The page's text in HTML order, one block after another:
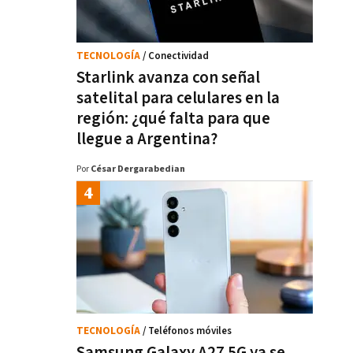
Starlink avanza con señal
satelital para celulares en la
región: ¿qué falta para que
llegue a Argentina?
TECNOLOGÍA/ Conectividad
Por César Dergarabedian
TECNOLOGÍA/ Teléfonos móviles